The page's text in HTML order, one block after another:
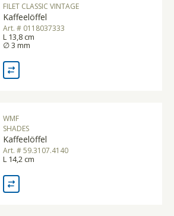
FILET CLASSIC VINTAGE
Kaffeelöffel
Art. # 0118037333
L 13,8 cm
∅ 3 mm
WMF
SHADES
Kaffeelöffel
Art. # 59.3107.4140
L 14,2 cm